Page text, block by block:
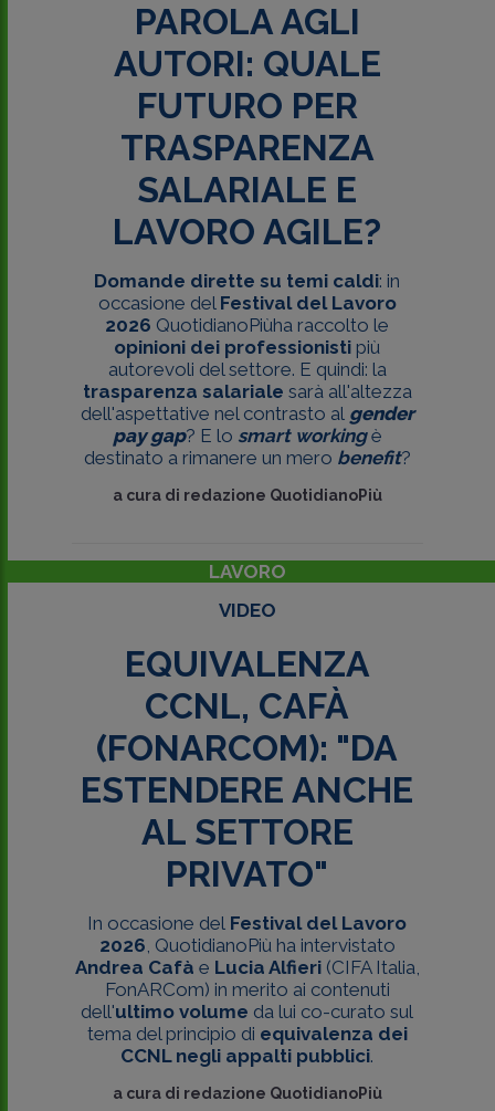
PAROLA AGLI
AUTORI: QUALE
FUTURO PER
TRASPARENZA
SALARIALE E
LAVORO AGILE?
Domande dirette su temi caldi: in
occasione del Festival del Lavoro
2026 QuotidianoPiùha raccolto le
opinioni dei professionisti più
autorevoli del settore. E quindi: la
trasparenza salariale sarà all'altezza
dell'aspettative nel contrasto al gender
pay gap? E lo smart workingè
destinato a rimanere un mero benefit?
a cura di redazione QuotidianoPiù
LAVORO
VIDEO
EQUIVALENZA
CCNL, CAFÀ
(FONARCOM): "DA
ESTENDERE ANCHE
AL SETTORE
PRIVATO"
In occasione del Festival del Lavoro
2026, QuotidianoPiù ha intervistato
Andrea Cafà e Lucia Alfieri(CIFA Italia,
FonARCom) in merito ai contenuti
dell'ultimo volume da lui co-curato sul
tema del principio di equivalenza dei
CCNL negli appalti pubblici.
a cura di redazione QuotidianoPiù